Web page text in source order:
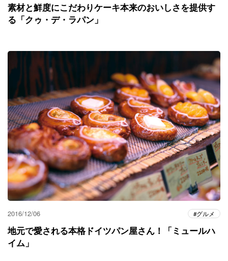
素材と鮮度にこだわりケーキ本来のおいしさを提供す
る「クゥ・デ・ラパン」
2016/12/06 グルメ
地元で愛される本格ドイツパン屋さん！「ミュールハ
イム」